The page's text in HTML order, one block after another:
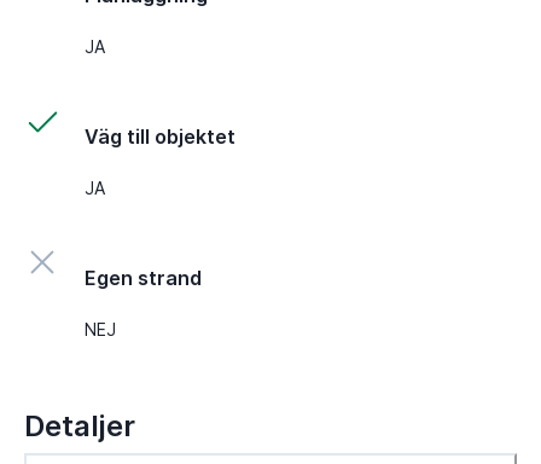
JA
Väg till objektet
JA
Egen strand
NEJ
Detaljer